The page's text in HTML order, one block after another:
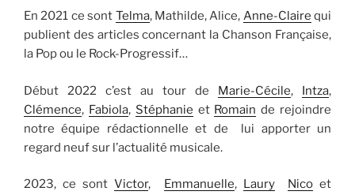
En 2021 ce sont Telma, Mathilde, Alice, Anne-Claire qui
publient des articles concernant la Chanson Française,
la Pop ou le Rock-Progressif…
Début 2022 c’est au tour de Marie-Cécile, Intza,
Clémence, Fabiola, Stéphanie et Romain de rejoindre
notre équipe rédactionnelle et de lui apporter un
regard neuf sur l’actualité musicale.
2023, ce sontVictor, Emmanuelle, Laury Nicoet